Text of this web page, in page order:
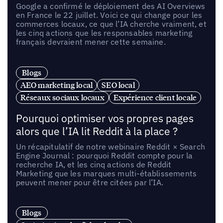
Google a confirmé le déploiement des AI Overviews
en France le 22 juillet. Voici ce qui change pour les
commerces locaux, ce que l’IA cherche vraiment, et
les cinq actions que les responsables marketing
français devraient mener cette semaine.
Blogs
AEO marketing local
SEO local
Réseaux sociaux locaux
Expérience client locale
Pourquoi optimiser vos propres pages
alors que l’IA lit Reddit à la place ?
Un récapitulatif de notre webinaire Reddit × Search
Engine Journal : pourquoi Reddit compte pour la
recherche IA, et les cinq actions de Reddit
Marketing que les marques multi-établissements
peuvent mener pour être citées par l’IA.
Blogs